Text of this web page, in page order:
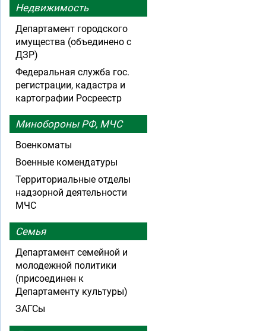
Недвижимость
Департамент городского
имущества (объединено с
ДЗР)
Федеральная служба гос.
регистрации, кадастра и
картографии Росреестр
Минобороны РФ, МЧС
Военкоматы
Военные комендатуры
Территориальные отделы
надзорной деятельности
МЧС
Семья
Департамент семейной и
молодежной политики
(присоединен к
Департаменту культуры)
ЗАГСы